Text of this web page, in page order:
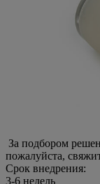
За подбором
пожалуйста,
Срок внедрения:
3-6 недель